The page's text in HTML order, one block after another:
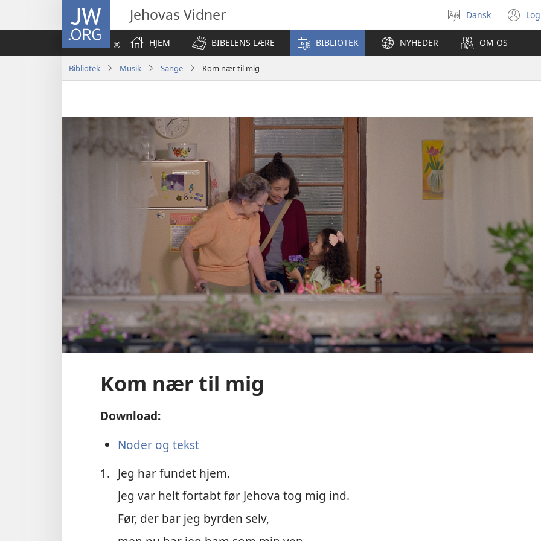
JW.ORG Jehovas Vidner
Vælg
sprog
Dansk
HJEM
BIBELENS LÆRE BIBLIOTEK NYHEDER OM OS
Bibliotek Musik Sange Kom nær til mig
Kom nær til mig
Download:
Noder og tekst
1. Jeg har fundet hjem.
Jeg var helt fortabt før Jehova tog mig ind.
Før, der bar jeg byrden selv,